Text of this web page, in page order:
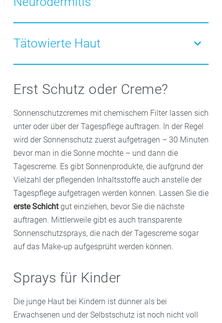
Mineralpigmenten verleihen zudem einen
Thiamidol, Viniferine aus der Weinrebe oder andere
und dunkle Flecken bei regelmäßiger Anwendung
Thermalwasser beruhigen die Haut sofort, spenden
Feuchtigkeit und mindern Zeichen von Hautalterung
wie Fältchen.
BeiNeurodermitisist ein Sonnenschutz für trockene
und/odere mpfindliche Haut
geeignet. Diese Produkte
enthalten keine Duftstoffe.
Tätowierte Haut
Sonnenschutzprodukte für tätowierte Haut tragen
ausbleichen und ihre Farbe behalten. Die enthaltenen
Pflegestoffe befeuchten die Haut und halten sie
geschmeidig, sie sind wasserfest und enthalten weder
Konservierungsstoffe noch Parfüm.
Erst Schutz oder Creme?
Sonnenschutzcremes mit chemischem Filter lassen sich
unter oder über der Tagespflege auftragen. In der Regel
wird der Sonnenschutz zuerst aufgetragen – 30 Minuten
bevor man in die Sonne möchte – und dann die
Tagescreme. Es gibt Sonnenprodukte, die aufgrund der
Vielzahl der pflegenden Inhaltsstoffe auch anstelle der
Tagespflege aufgetragen werden können. Lassen Sie die
erste Schichtgut einziehen, bevor Sie die nächste
auftragen. Mittlerweile gibt es auch transparente
Sonnenschutzsprays, die nach der Tagescreme sogar
auf das Make-up aufgesprüht werden können.
Sprays für Kinder
Die junge Haut bei Kindern ist dünner als bei
Erwachsenen und der Selbstschutz ist noch nicht voll